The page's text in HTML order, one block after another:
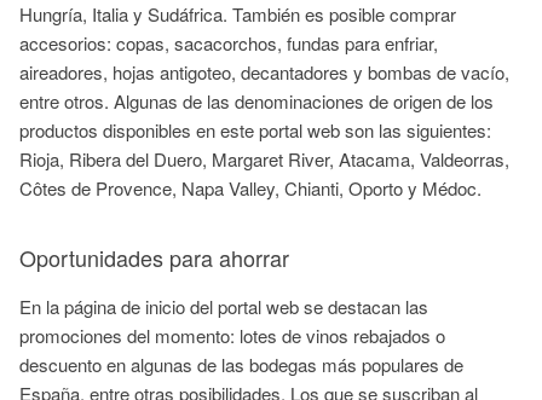
Hungría, Italia y Sudáfrica. También es posible comprar
accesorios: copas, sacacorchos, fundas para enfriar,
aireadores, hojas antigoteo, decantadores y bombas de vacío,
entre otros. Algunas de las denominaciones de origen de los
productos disponibles en este portal web son las siguientes:
Rioja, Ribera del Duero, Margaret River, Atacama, Valdeorras,
Côtes de Provence, Napa Valley, Chianti, Oporto y Médoc.
Oportunidades para ahorrar
En la página de inicio del portal web se destacan las
promociones del momento: lotes de vinos rebajados o
descuento en algunas de las bodegas más populares de
España, entre otras posibilidades. Los que se suscriban al